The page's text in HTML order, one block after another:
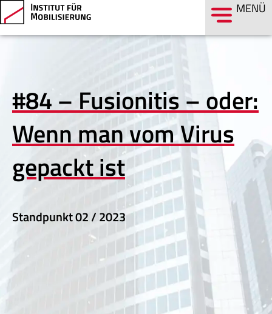
MENÜ
#84 – Fusionitis – oder:
Wenn man vom Virus
gepackt ist
Standpunkt02 / 2023